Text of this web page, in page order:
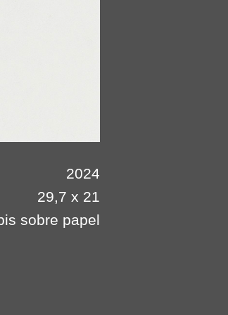
2024
29,7 x 21
sobre papel